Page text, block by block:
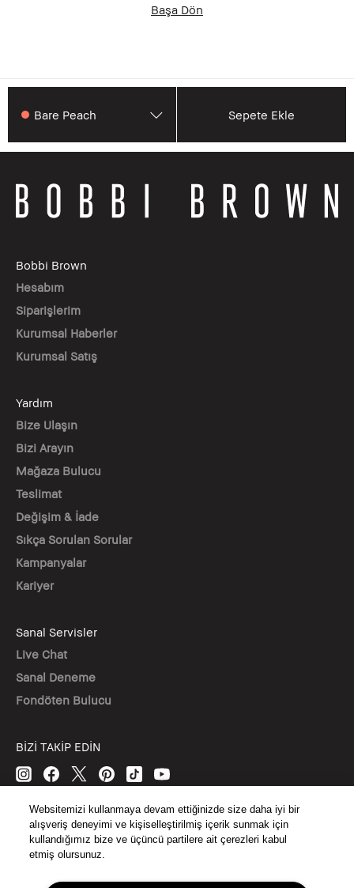
Başa Dön
Bare Peach Sepete Ekle
Bobbi Brown
Hesabım
Siparişlerim
Kurumsal Haberler
Kurumsal Satış
Yardım
Bize Ulaşın
Bizi Arayın
Mağaza Bulucu
Teslimat
Değişim & İade
Sıkça Sorulan Sorular
Kampanyalar
Kariyer
Sanal Servisler
Live Chat
Sanal Deneme
Fondöten Bulucu
BİZİ TAKİP EDİN
© Bobbi Brown Kozmetik. Tüm hakları saklıdır.
KVKK AYDINLATMA METNİ
GİZLİLİK
Websitemizi kullanmaya devam ettiğinizde size daha iyi bir
alışveriş deneyimi ve kişiselleştirilmiş içerik sunmak için
kullandığımız bize ve üçüncü partilere ait çerezleri kabul
etmiş olursunuz.